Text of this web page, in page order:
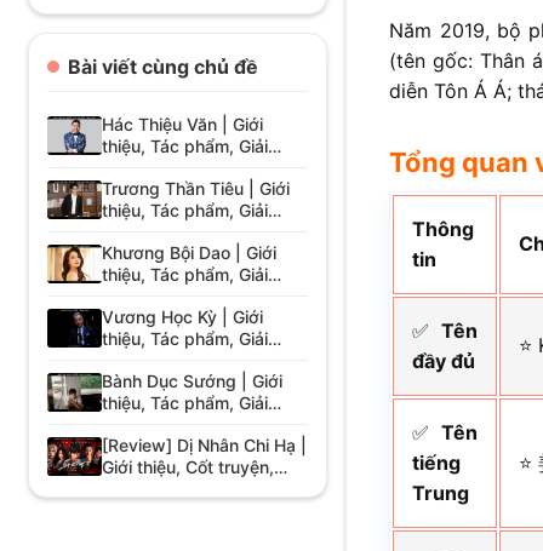
Bài viết cùng chủ đề
Hác Thiệu Văn | Giới
thiệu, Tác phẩm, Giải
Trương Thần Tiêu | Giới
thiệu, Tác phẩm, Giải
Khương Bội Dao | Giới
thiệu, Tác phẩm, Giải
Vương Học Kỳ | Giới
thiệu, Tác phẩm, Giải
Bành Dục Sướng | Giới
thiệu, Tác phẩm, Giải
[Review] Dị Nhân Chi Hạ |
Giới thiệu, Cốt truyện,
Năm 2019, bộ
(tên gốc: Thân
diễn Tôn Á Á;
Tổng quan
Thông
tin
✅Tên
đầy đủ
✅Tên
tiếng
Trung